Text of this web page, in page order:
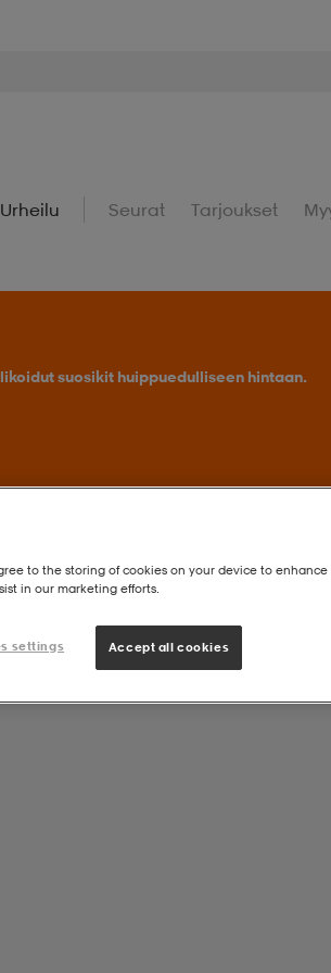
Urheilu Seurat Tarjoukset
suosikit huippuedulliseen hintaan.
to the storing of cookies on your device to enhance
in our marketing efforts.
settings Accept all cookies